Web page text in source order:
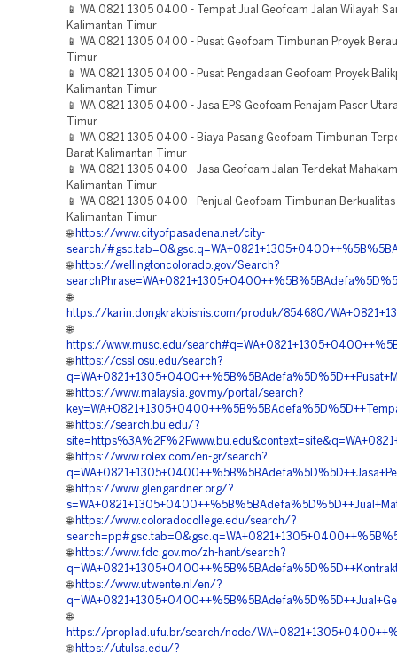
📱 WA 0821 1305 0400 - Tempat Jual Geofoam Jalan Wilayah
Kalimantan Timur
📱 WA 0821 1305 0400 - Pusat Geofoam Timbunan Proyek
Timur
📱 WA 0821 1305 0400 - Pusat Pengadaan Geofoam Proyek
Kalimantan Timur
📱 WA 0821 1305 0400 - Jasa EPS Geofoam Penajam Paser
Timur
📱 WA 0821 1305 0400 - Biaya Pasang Geofoam Timbunan
Barat Kalimantan Timur
📱 WA 0821 1305 0400 - Jasa Geofoam Jalan Terdekat
Kalimantan Timur
📱 WA 0821 1305 0400 - Penjual Geofoam Timbunan
Kalimantan Timur
🌐 https://www.cityofpasadena.net/city-
search/
🌐 https://wellingtoncolorado.gov/Search?
🌐
https://karin.dongkrakbisnis.com/produk/854680/
🌐
https://www.musc.edu/
🌐 https://cssl.osu.edu/search?
🌐 https://www.malaysia.gov.my/portal/search?
🌐 https://search.bu.edu/?
🌐 https://www.rolex.com/en-gr/search?
🌐 https://www.glengardner.org/?
🌐 https://www.coloradocollege.edu/search/?
🌐 https://www.fdc.gov.mo/zh-hant/search?
🌐 https://www.utwente.nl/en/?
🌐
https://proplad.ufu.br/search/node/
🌐 https://utulsa.edu/?